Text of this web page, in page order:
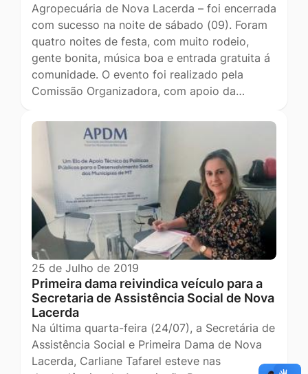
Agropecuária de Nova Lacerda – foi encerrada
com sucesso na noite de sábado (09). Foram
quatro noites de festa, com muito rodeio,
gente bonita, música boa e entrada gratuita á
comunidade. O evento foi realizado pela
Comissão Organizadora, com apoio da…
25 de Julho de 2019
Primeira dama reivindica veículo para a
Secretaria de Assistência Social de Nova
Lacerda
Na última quarta-feira (24/07), a Secretária de
Assistência Social e Primeira Dama de Nova
Lacerda, Carliane Tafarel esteve nas